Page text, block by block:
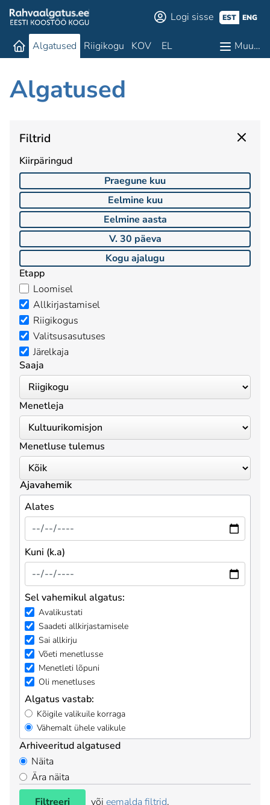
Logi sisse EST ENG
Algatused Riigikogu KOV EL Muu…
Algatused
Filtrid
Kiirpäringud
Praegune kuu
Eelmine kuu
Eelmine aasta
V. 30 päeva
Kogu ajalugu
Etapp
Loomisel
Allkirjastamisel
Riigikogus
Valitsusasutuses
Järelkaja
Saaja
Menetleja
Menetluse tulemus
Ajavahemik
Alates
Kuni (k.a)
Sel vahemikul algatus:
Avalikustati
Saadeti allkirjastamisele
Sai allkirju
Võeti menetlusse
Menetleti lõpuni
Oli menetluses
Algatus vastab:
Kõigile valikuile korraga
Vähemalt ühele valikule
Arhiveeritud algatused
Näita
Ära näita
Filtreeri
või eemalda filtrid.